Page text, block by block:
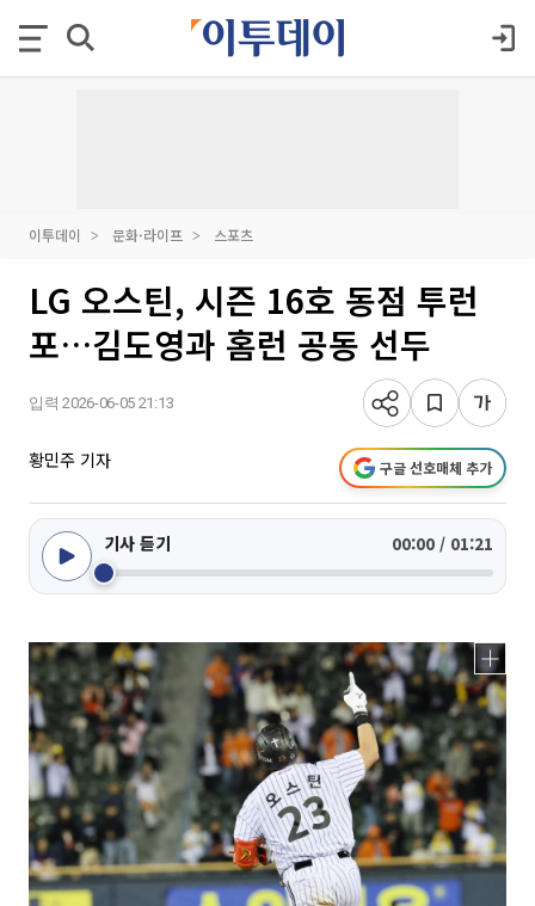
이투데이 문화·라이프 스포츠
LG 오스틴, 시즌 16호 동점 투런
포…김도영과 홈런 공동 선두
입력 2026-06-05 21:13
황민주 기자 구글 선호매체 추가
기사 듣기 00:00 / 01:21